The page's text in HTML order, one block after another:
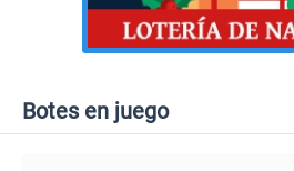
Botes en juego